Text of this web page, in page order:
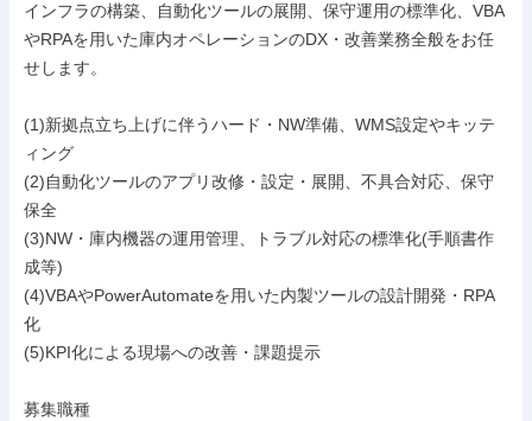
インフラの構築、自動化ツールの展開、保守運用の標準化、VBA
やRPAを用いた庫内オペレーションのDX・改善業務全般をお任
せします。
(1)新拠点立ち上げに伴うハード・NW準備、WMS設定やキッテ
ィング
(2)自動化ツールのアプリ改修・設定・展開、不具合対応、保守
保全
(3)NW・庫内機器の運用管理、トラブル対応の標準化(手順書作
成等)
(4)VBAやPowerAutomateを用いた内製ツールの設計開発・RPA
化
(5)KPI化による現場への改善・課題提示
募集職種